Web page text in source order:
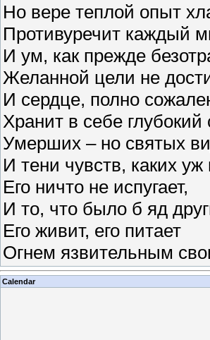
Но вере теплой опыт
Противуречит каждый
И ум, как прежде
Желанной цели не
И сердце, полно
Хранит в себе глубокий
Умерших – но святых
И тени чувств, каких уж
Его ничто не испугает,
И то, что было б яд
Его живит, его питает
Огнем язвительным
Calendar